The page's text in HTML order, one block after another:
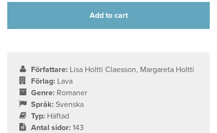
Add to cart
Författare: Lisa Holtti Claesson, Margareta Holtti
Förlag: Lava
Genre: Romaner
Språk: Svenska
Typ: Häftad
Antal sidor: 143